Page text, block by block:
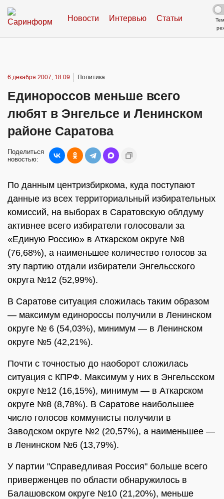
Новости Интервью Статьи
6 декабря 2007, 18:09 Политика
Единороссов меньше всего
любят в Энгельсе и Ленинском
районе Саратова
Поделиться
новостью:
По данным центризбиркома, куда поступают
данные из всех территориальный избирательных
комиссий, на выборах в Саратовскую облдуму
активнее всего избиратели голосовали за
«Единую Россию» в Аткарском округе №8
(76,68%), а наименьшее количество голосов за
эту партию отдали избиратели Энгельсского
округа №12 (52,99%).
В Саратове ситуация сложилась таким образом
— максимум единороссы получили в Ленинском
округе № 6 (54,03%), минимум — в Ленинском
округе №5 (42,21%).
Почти с точностью до наоборот сложилась
ситуация с КПРФ. Максимум у них в Энгельсском
округе №12 (16,15%), минимум — в Аткарском
округе №8 (8,78%). В Саратове наибольшее
число голосов коммунисты получили в
Заводском округе №2 (20,57%), а наименьшее —
в Ленинском №6 (13,79%).
У партии "Справедливая Россия" больше всего
приверженцев по области обнаружилось в
Балашовском округе №10 (21,20%), меньше